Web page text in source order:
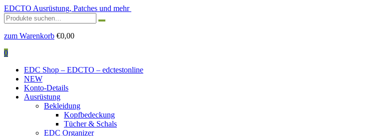
EDCTO Ausrüstung, Patches und mehr
Suchen
nach:
zum Warenkorb €0,00
0
EDC Shop – EDCTO – edctestonline
NEW
Konto-Details
Ausrüstung
Bekleidung
Kopfbedeckung
Tücher & Schals
EDC Organizer